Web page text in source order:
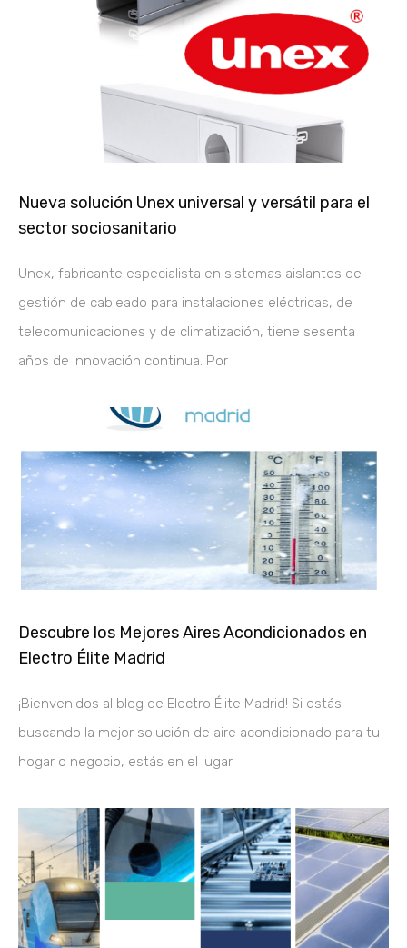
Nueva solución Unex universal y versátil para el
sector sociosanitario
Unex, fabricante especialista en sistemas aislantes de
gestión de cableado para instalaciones eléctricas, de
telecomunicaciones y de climatización, tiene sesenta
años de innovación continua. Por
Descubre los Mejores Aires Acondicionados en
Electro Élite Madrid
¡Bienvenidos al blog de Electro Élite Madrid! Si estás
buscando la mejor solución de aire acondicionado para tu
hogar o negocio, estás en el lugar